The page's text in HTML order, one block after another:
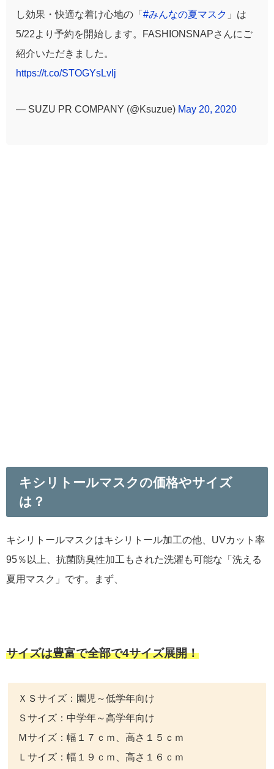
し効果・快適な着け心地の「 #みんなの夏マスク 」は
5/22より予約を開始します。FASHIONSNAPさんにご
紹介いただきました。
https://t.co/STOGYsLvlj
— SUZU PR COMPANY (@Ksuzue) May 20, 2020
キシリトールマスクの価格やサイズ
は？
キシリトールマスクはキシリトール加工の他、UVカット率
95％以上、抗菌防臭性加工もされた洗濯も可能な「洗える
夏用マスク」です。まず、
サイズは豊富で全部で4サイズ展開！
ＸＳサイズ：園児～低学年向け
Ｓサイズ：中学年～高学年向け
Ｍサイズ：幅１７ｃｍ、高さ１５ｃｍ
Ｌサイズ：幅１９ｃｍ、高さ１６ｃｍ